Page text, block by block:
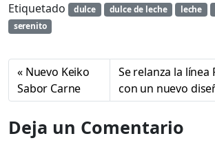
Etiquetado dulce dulce de leche leche
serenito
Nuevo Keiko
Sabor Carne
Se relanza la línea
con un nuevo
Deja un Comentario